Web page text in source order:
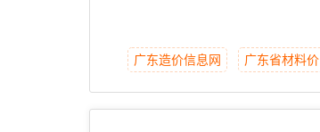
广东造价信息网 广东省材料价